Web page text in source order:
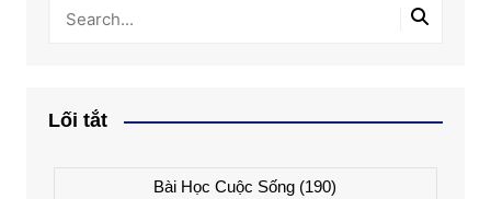
Lối tắt
Bài Học Cuộc Sống (190)